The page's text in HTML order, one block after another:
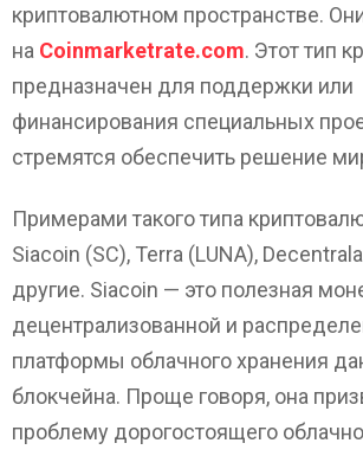
криптовалютном пространстве.
на Coinmarketrate.com. Этот тип
предназначен для поддержки или
финансирования специальных
стремятся обеспечить решение
Примерами такого типа
Siacoin (SC), Terra (LUNA),
другие. Siacoin — это полезная
децентрализованной и
платформы облачного хранения
блокчейна. Проще говоря, она
проблему дорогостоящего